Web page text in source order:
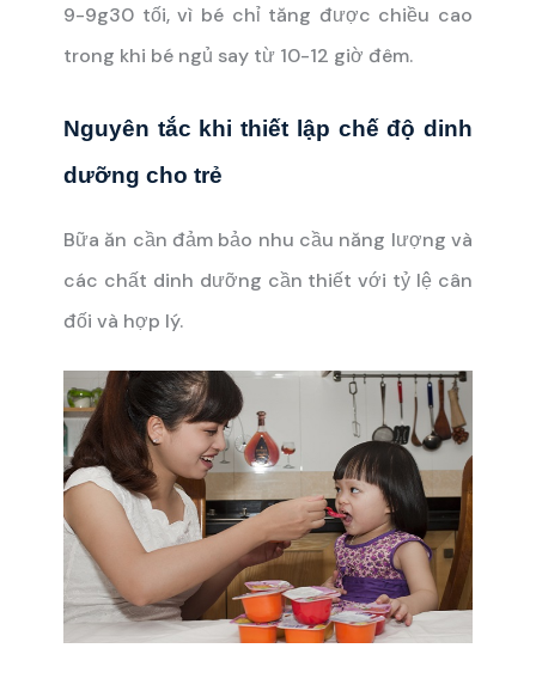
9-9g30 tối, vì bé chỉ tăng được chiều cao
trong khi bé ngủ say từ 10-12 giờ đêm.
Nguyên tắc khi thiết lập chế độ dinh
dưỡng cho trẻ
Bữa ăn cần đảm bảo nhu cầu năng lượng và
các chất dinh dưỡng cần thiết với tỷ lệ cân
đối và hợp lý.